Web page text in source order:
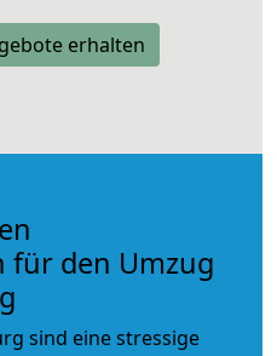
erhalten
für den Umzug
sind eine stressige